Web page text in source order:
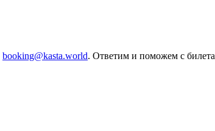
booking@kasta.world. Ответим и поможем с